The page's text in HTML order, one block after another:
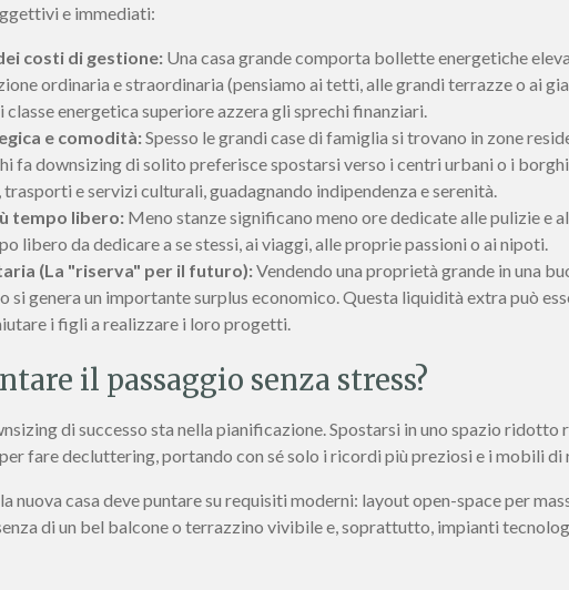
e immediati:
costi di gestione: Una casa grande comporta bollette energetiche
ordinaria e straordinaria (pensiamo ai tetti, alle grandi terrazze o ai
energetica superiore azzera gli sprechi finanziari.
e comodità:Spesso le grandi case di famiglia si trovano in zone
fa downsizing di solito preferisce spostarsi verso i centri urbani o i
e servizi culturali, guadagnando indipendenza e serenità.
tempo libero: Meno stanze significano meno ore dedicate alle pulizie e
libero da dedicare a se stessi, ai viaggi, alle proprie passioni o ai nipoti.
(La "riserva" per il futuro):Vendendo una proprietà grande in una
si genera un importante surplus economico. Questa liquidità extra può
i figli a realizzare i loro progetti.
il passaggio senza stress?
di successo sta nella pianificazione. Spostarsi in uno spazio ridotto
fare decluttering, portando con sé solo i ricordi più preziosi e i mobili
nuova casa deve puntare su requisiti moderni: layout open-space per
di un bel balcone o terrazzino vivibile e, soprattutto, impianti